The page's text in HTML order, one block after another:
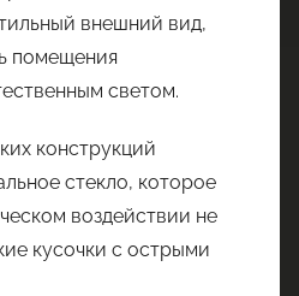
внешний вид,
помещения
светом.
конструкций
стекло, которое
воздействии не
кусочки с острыми